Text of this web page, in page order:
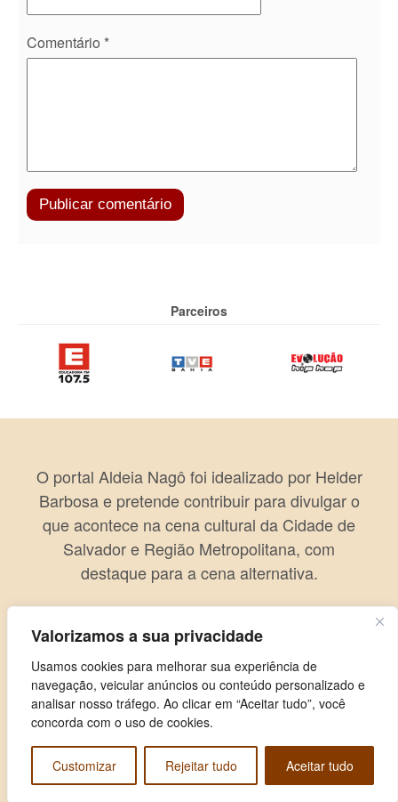
Valorizamos a sua privacidade
Usamos cookies para melhorar sua experiência de
navegação, veicular anúncios ou conteúdo personalizado e
analisar nosso tráfego. Ao clicar em “Aceitar tudo”, você
concorda com o uso de cookies.
Customizar Rejeitar tudo Aceitar tudo
Comentário *
Parceiros
O portal Aldeia Nagô foi idealizado por Helder
Barbosa e pretende contribuir para divulgar o
que acontece na cena cultural da Cidade de
Salvador e Região Metropolitana, com
destaque para a cena alternativa.
Copyright © 2026 Aldeia Nagô. Todos os direitos reservados.